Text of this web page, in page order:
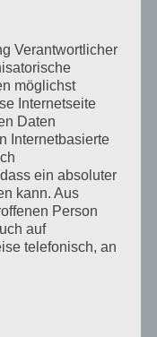
die Rechnung
Jahr nicht so recht
Glück
da sich an fast
und
für die schönen
reichlich
Verantwortlicher
möglichst
Internetseite
Daten
Internetbasierte
ein absoluter
kann. Aus
Person
auf
telefonisch, an